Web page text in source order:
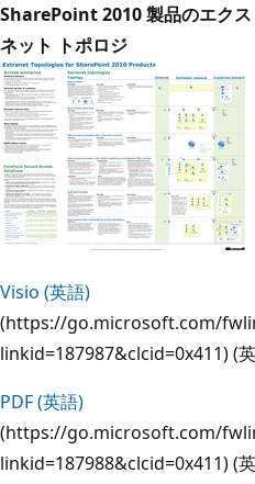
SharePoint 2010 製品のエクス
ネット トポロジ
Visio (英語)
(https://go.microsoft.com/
linkid=187987&clcid=0x411) (
PDF (英語)
(https://go.microsoft.com/
linkid=187988&clcid=0x411) (